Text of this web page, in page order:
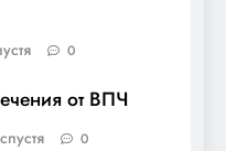
0
от ВПЧ
0